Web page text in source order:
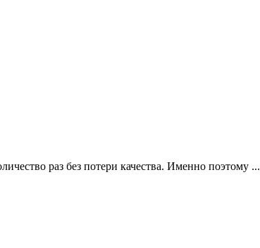
раз без потери качества. Именно поэтому ...